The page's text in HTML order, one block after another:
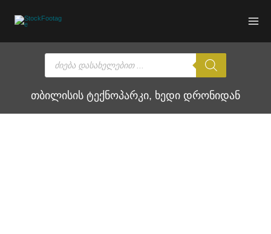
content
Products
search
თბილისის ტექნოპარკი, ხედი დრონიდან